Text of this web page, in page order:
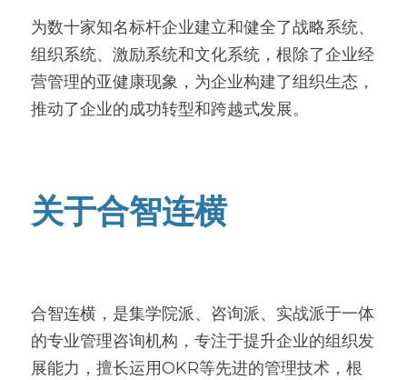
为数十家知名标杆企业建立和健全了战略系统、
组织系统、激励系统和文化系统，根除了企业经
营管理的亚健康现象，为企业构建了组织生态，
推动了企业的成功转型和跨越式发展。
关于合智连横
合智连横，是集学院派、咨询派、实战派于一体
的专业管理咨询机构，专注于提升企业的组织发
展能力，擅长运用OKR等先进的管理技术，根